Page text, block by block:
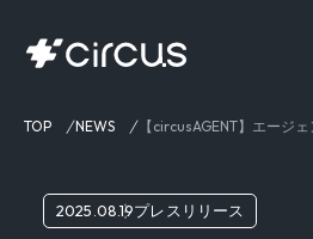
TOP NEWS 【circusAGENT】エージ
2025.08.19プレスリリース